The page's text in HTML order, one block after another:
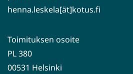
henna.leskela[ät]kotus.fi
Toimituksen osoite
PL 380
00531 Helsinki